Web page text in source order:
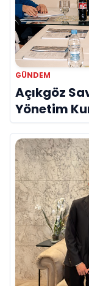
GÜNDEM
Açıkgöz
Yönetim
Savunma
Vurgusu